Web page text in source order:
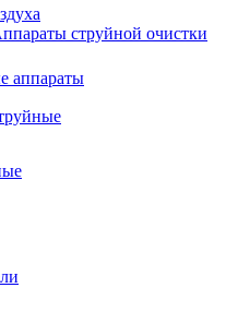
струйной очистки
аппараты